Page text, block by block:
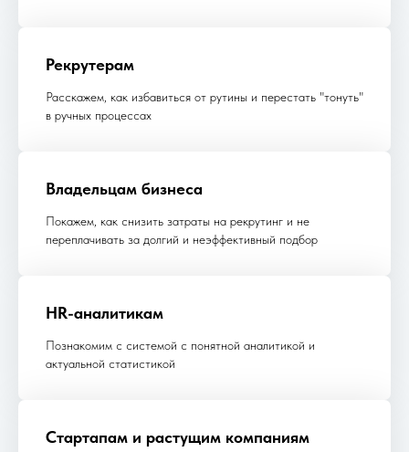
Рекрутерам
Расскажем, как избавиться от рутины и перестать "тонуть"
в ручных процессах
Владельцам бизнеса
Покажем, как снизить затраты на рекрутинг и не
переплачивать за долгий и неэффективный подбор
HR-аналитикам
Познакомим с системой с понятной аналитикой и
актуальной статистикой
Стартапам и растущим компаниям